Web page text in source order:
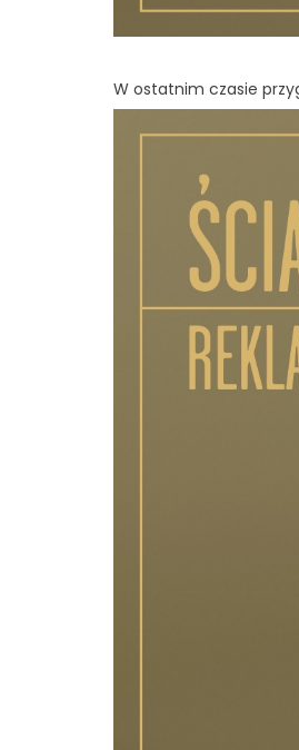
W ostatnim czasie